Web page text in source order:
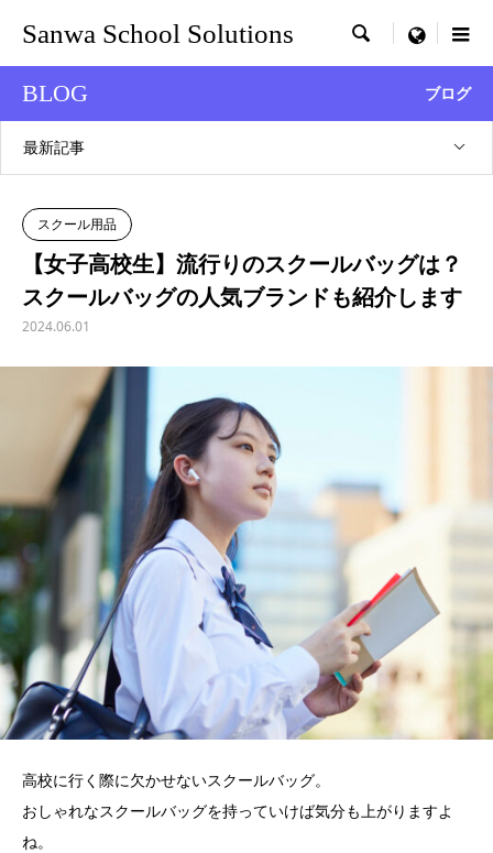
Sanwa School Solutions  menu
BLOG ブログ
最新記事
スクール用品
【女子高校生】流行りのスクールバッグは？
スクールバッグの人気ブランドも紹介します
2024.06.01
高校に行く際に欠かせないスクールバッグ。
おしゃれなスクールバッグを持っていけば気分も上がりますよ
ね。